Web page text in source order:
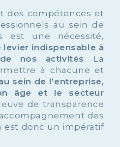
des compétences et
au sein de
est une nécessité,
levier indispensable à
de nos activités. La
à chacune et
sein de l’entreprise,
âge et le secteur
de transparence
des
est donc un impératif